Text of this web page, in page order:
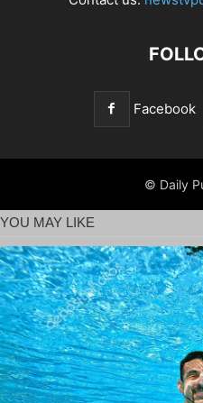
Facebook
© Daily